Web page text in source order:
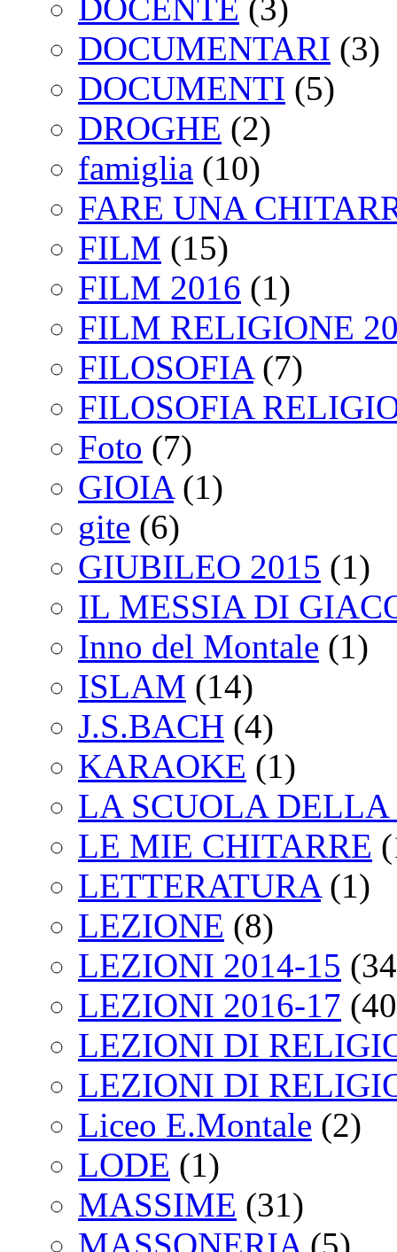
DOCENTE (3)
DOCUMENTARI (3)
DOCUMENTI (5)
DROGHE (2)
famiglia (10)
FARE UNA
FILM (15)
FILM 2016 (1)
FILM RELIGIONE
FILOSOFIA(7)
FILOSOFIA
Foto (7)
GIOIA(1)
gite (6)
GIUBILEO 2015 (1)
IL MESSIA DI
Inno del Montale (1)
ISLAM (14)
J.S.BACH (4)
KARAOKE (1)
LA SCUOLA
LE MIE CHITARRE
LETTERATURA(1)
LEZIONE (8)
LEZIONI 2014-15
LEZIONI 2016-17
LEZIONI DI
LEZIONI DI
Liceo E.Montale (2)
LODE (1)
MASSIME (31)